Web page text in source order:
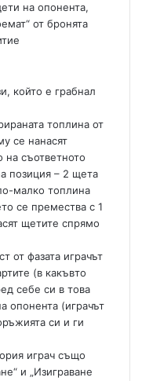
на опонента,
от бронята
който е грабнал
топлина от
се нанасят
на съответното
позиция – 2 щета
малко топлина
се премества с 1
щетите спрямо
от фазата играчът
(в какъвто
себе си в това
опонента (играчът
си и ги
играч също
и „Изиграване